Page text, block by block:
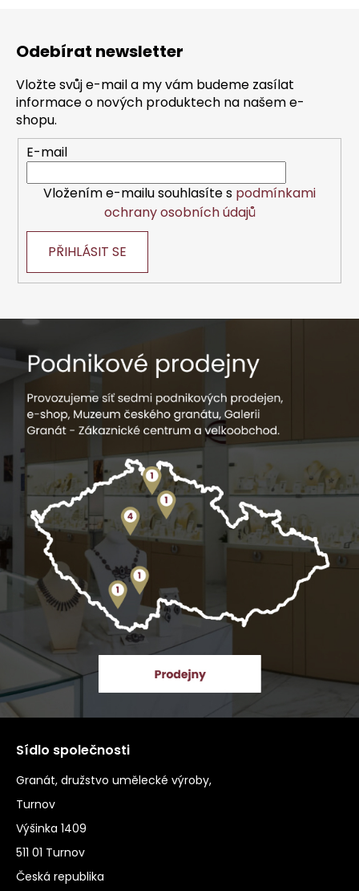
Odebírat newsletter
Vložte svůj e-mail a my vám budeme zasílat
informace o nových produktech na našem e-
shopu.
E-mail
Vložením e-mailu souhlasíte s podmínkami
ochrany osobních údajů
PŘIHLÁSIT SE
Sídlo společnosti
Granát, družstvo umělecké výroby,
Turnov
Výšinka 1409
511 01 Turnov
Česká republika